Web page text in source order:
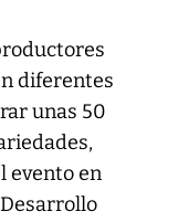
diferentes
unas 50
evento en